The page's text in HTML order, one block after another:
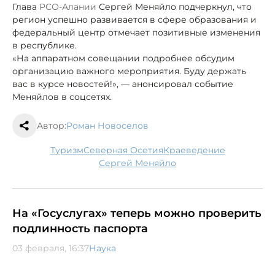
Глава РСО-Алании Сергей Меняйло подчеркнул, что
регион успешно развивается в сфере образования и
федеральный центр отмечает позитивные изменения
в республике.
«На аппаратном совещании подробнее обсудим
организацию важного мероприятия. Буду держать
вас в курсе новостей!», — анонсировал событие
Меняйлов в соцсетях.
Автор:Роман Новоселов
туризм Северная Осетия краеведение
Сергей Меняйло
На «Госуслугах» теперь можно проверить
подлинность паспорта
03 февраля, 16:37Наука